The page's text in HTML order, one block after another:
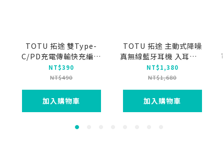
TOTU 拓途 雙Type-
C/PD充電傳輸快充編織
線 QC4.0 Starry系列
1.2M
NT$390
NT$490
加入購物車
TOTU 拓途 主動式降噪
真無線藍牙耳機 入耳式運
動藍芽耳機 ANC/ENC 可
替換耳帽 BE-8系列
NT$1,380
NT$1,680
加入購物車